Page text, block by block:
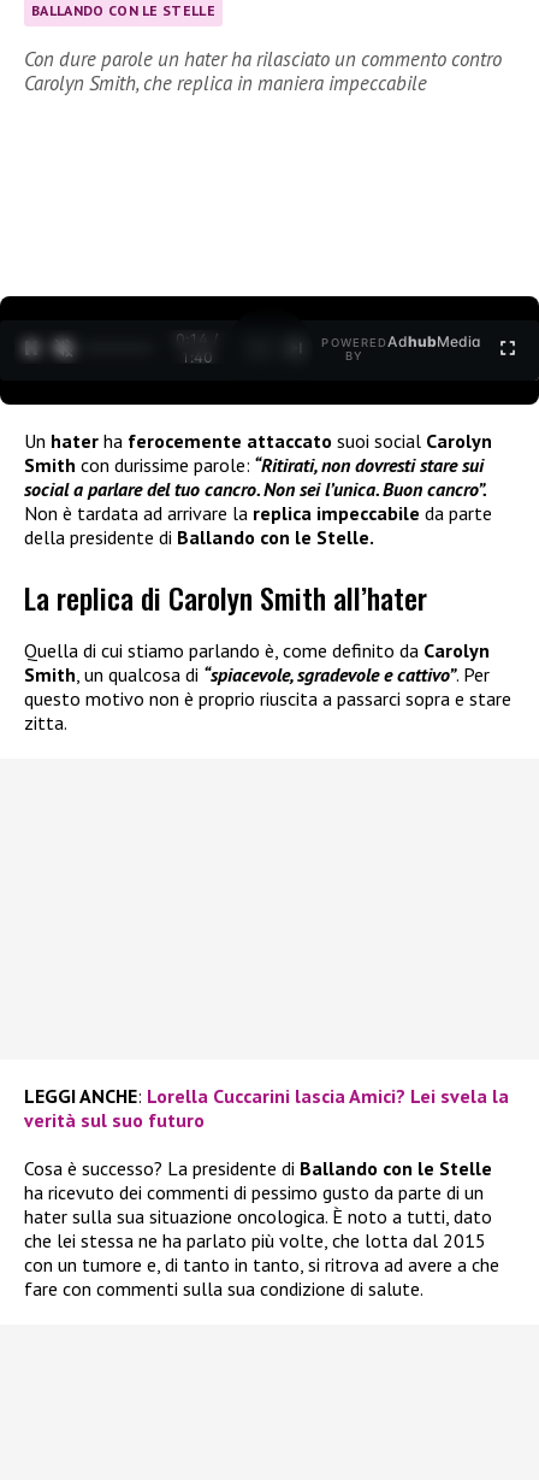
BALLANDO CON LE STELLE
Con dure parole un hater ha rilasciato un commento contro
Carolyn Smith, che replica in maniera impeccabile
0:15 /
1:40
POWERED
BY
AdhubMedia
Un hater ha ferocemente attaccato suoi social Carolyn
Smith con durissime parole: “Ritirati, non dovresti stare sui
social a parlare del tuo cancro. Non sei l’unica. Buon cancro”.
Non è tardata ad arrivare la replica impeccabile da parte
della presidente di Ballando con le Stelle.
La replica di Carolyn Smith all’hater
Quella di cui stiamo parlando è, come definito da Carolyn
Smith, un qualcosa di “spiacevole, sgradevole e cattivo”. Per
questo motivo non è proprio riuscita a passarci sopra e stare
zitta.
LEGGI ANCHE: Lorella Cuccarini lascia Amici? Lei svela la
verità sul suo futuro
Cosa è successo? La presidente di Ballando con le Stelle
ha ricevuto dei commenti di pessimo gusto da parte di un
hater sulla sua situazione oncologica. È noto a tutti, dato
che lei stessa ne ha parlato più volte, che lotta dal 2015
con un tumore e, di tanto in tanto, si ritrova ad avere a che
fare con commenti sulla sua condizione di salute.